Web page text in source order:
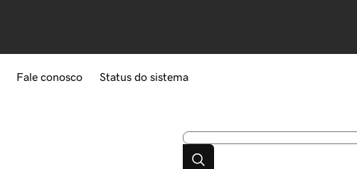
Fale conosco Status do sistema